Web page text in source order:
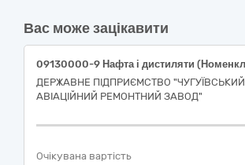
Вас може зацікавити
ДЕРЖАВНЕ ПІДПРИЄМСТВО "ЧУГУЇВСЬКИЙ
АВІАЦІЙНИЙ РЕМОНТНИЙ ЗАВОД"
Очікувана вартість